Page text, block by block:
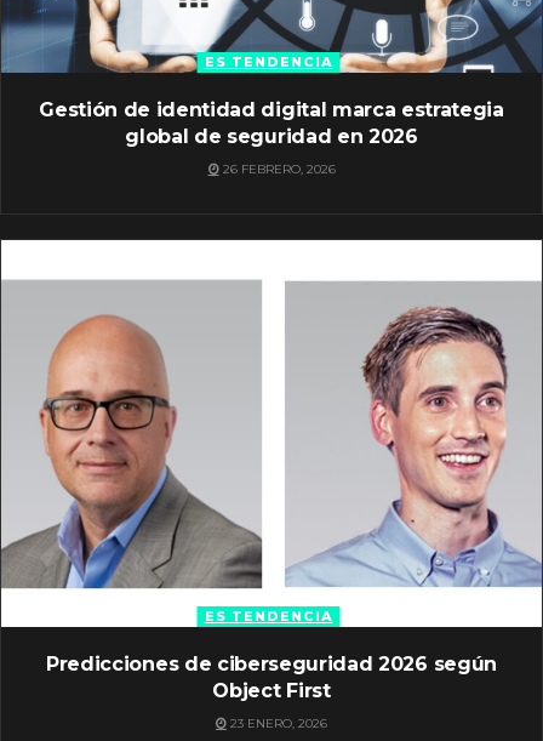
ES TENDENCIA
Gestión de identidad digital marca estrategia
global de seguridad en 2026
26 FEBRERO, 2026
ES TENDENCIA
Predicciones de ciberseguridad 2026 según
Object First
23 ENERO, 2026